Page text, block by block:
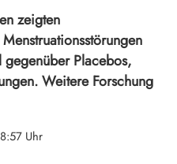
zeigten
Placebos,
Weitere Forschung
Uhr